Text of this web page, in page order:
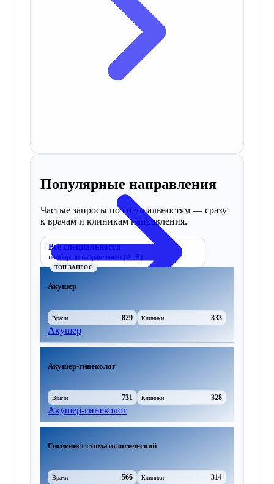
Популярные направления
Частые запросы по специальностям — сразу
к врачам и клиникам направления.
Все специальности
подбор по направлению (А–Я)
ТОП ЗАПРОС
Акушер
Врачи 829 Клиники 333
Акушер
Акушер-гинеколог
Врачи 731 Клиники 328
Акушер-гинеколог
Гигиенист стоматологический
Врачи 566 Клиники 314